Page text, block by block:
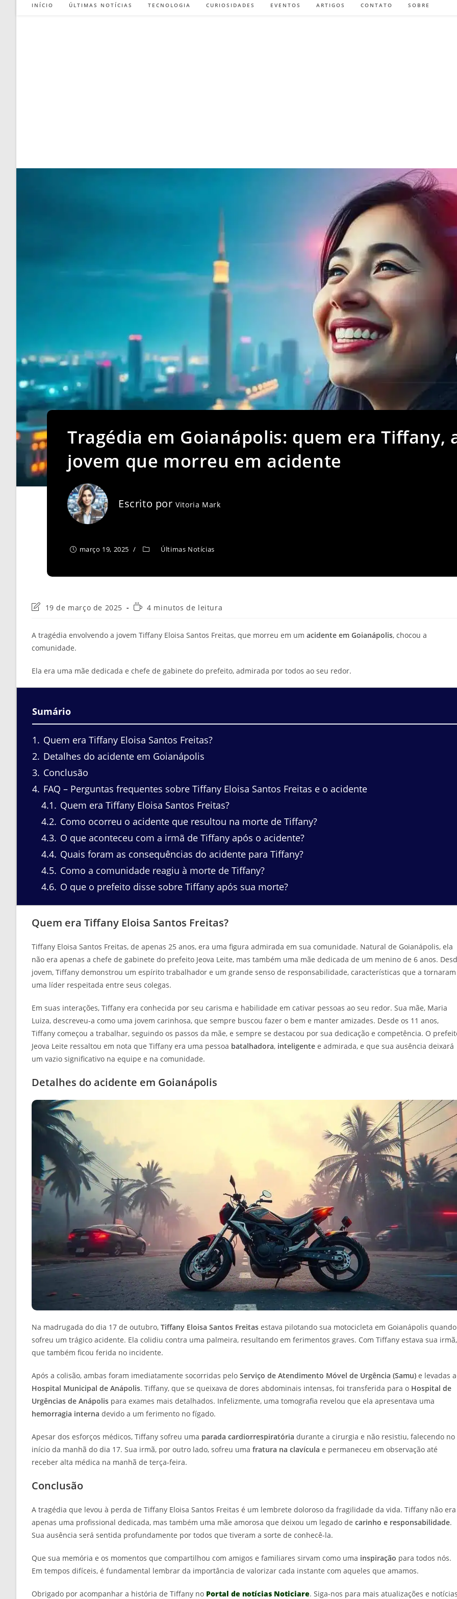
INÍCIO ÚLTIMAS NOTÍCIAS TECNOLOGIA CURIOSIDADES EVENTOS ARTIGOS CONTATO SOBRE
Tragédia em Goianápolis: quem era Tiffany,
jovem que morreu em acidente
Escrito porVitoria Mark
março 19, 2025 Últimas Notícias
Última
post:
19 de março de 2025
Tempo4 minutos de leitura
A tragédia envolvendo a jovem Tiffany Eloisa Santos Freitas, que morreu em um acidente em Goianápolis, chocou a
comunidade.
Ela era uma mãe dedicada e chefe de gabinete do prefeito, admirada por todos ao seu redor.
Sumário
1
Quem era Tiffany Eloisa Santos Freitas?
2 Detalhes do acidente em Goianápolis
3 Conclusão
4 FAQ – Perguntas frequentes sobre Tiffany Eloisa Santos Freitas e o acidente
4.1
Quem era Tiffany Eloisa Santos Freitas?
4.2 Como ocorreu o acidente que resultou na morte de Tiffany?
4.3 O que aconteceu com a irmã de Tiffany após o acidente?
4.4 Quais foram as consequências do acidente para Tiffany?
4.5 Como a comunidade reagiu à morte de Tiffany?
4.6 O que o prefeito disse sobre Tiffany após sua morte?
Quem era Tiffany Eloisa Santos Freitas?
Tiffany Eloisa Santos Freitas, de apenas 25 anos, era uma figura admirada em sua comunidade. Natural de Goianápolis, ela
não era apenas a chefe de gabinete do prefeito Jeova Leite, mas também uma mãe dedicada de um menino de 6 anos.
jovem, Tiffany demonstrou um espírito trabalhador e um grande senso de responsabilidade, características que a tornaram
uma líder respeitada entre seus colegas.
Em suas interações, Tiffany era conhecida por seu carisma e habilidade em cativar pessoas ao seu redor. Sua mãe, Maria
Luiza, descreveu-a como uma jovem carinhosa, que sempre buscou fazer o bem e manter amizades. Desde os 11 anos,
Tiffany começou a trabalhar, seguindo os passos da mãe, e sempre se destacou por sua dedicação e competência. O
Jeova Leite ressaltou em nota que Tiffany era uma pessoa batalhadora, inteligente e admirada, e que sua ausência deixará
um vazio significativo na equipe e na comunidade.
Detalhes do acidente em Goianápolis
Na madrugada do dia 17 de outubro, Tiffany Eloisa Santos Freitas estava pilotando sua motocicleta em Goianápolis quando
sofreu um trágico acidente. Ela colidiu contra uma palmeira, resultando em ferimentos graves. Com Tiffany estava sua irmã,
que também ficou ferida no incidente.
Após a colisão, ambas foram imediatamente socorridas pelo Serviço de Atendimento Móvel de Urgência (Samu) e levadas
Hospital Municipal de Anápolis. Tiffany, que se queixava de dores abdominais intensas, foi transferida para o Hospital de
Urgências de Anápolis para exames mais detalhados. Infelizmente, uma tomografia revelou que ela apresentava uma
hemorragia interna devido a um ferimento no fígado.
Apesar dos esforços médicos, Tiffany sofreu uma parada cardiorrespiratória durante a cirurgia e não resistiu, falecendo no
início da manhã do dia 17. Sua irmã, por outro lado, sofreu uma fratura na clavícula e permaneceu em observação até
receber alta médica na manhã de terça-feira.
Conclusão
A tragédia que levou à perda de Tiffany Eloisa Santos Freitas é um lembrete doloroso da fragilidade da vida. Tiffany não era
apenas uma profissional dedicada, mas também uma mãe amorosa que deixou um legado de carinho e responsabilidade.
Sua ausência será sentida profundamente por todos que tiveram a sorte de conhecê-la.
Que sua memória e os momentos que compartilhou com amigos e familiares sirvam como uma inspiração para todos nós.
Em tempos difíceis, é fundamental lembrar da importância de valorizar cada instante com aqueles que amamos.
Obrigado por acompanhar a história de Tiffany no Portal de notícias Noticiare. Siga-nos para mais atualizações e